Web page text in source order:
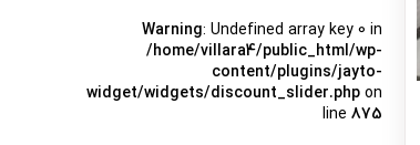
Warning: Undefined array key 0 in
/home/villara4/public_html/wp-
content/plugins/jayto-
widget/widgets/discount_slider.php on
line875